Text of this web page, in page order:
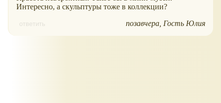
Интересно, а скульптуры тоже в коллекции?
ответить позавчера Гость Юлия